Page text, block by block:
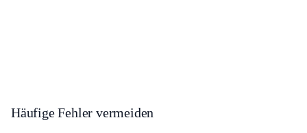
Häufige Fehler vermeiden